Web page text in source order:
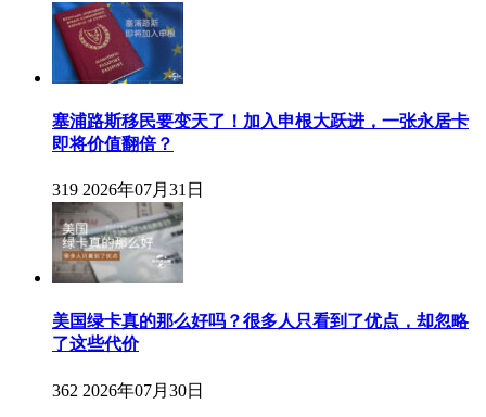
塞浦路斯移民要变天了！加入申根大跃进，一张永居卡
即将价值翻倍？
319 2026年07月31日
美国绿卡真的那么好吗？很多人只看到了优点，却忽略
了这些代价
362 2026年07月30日